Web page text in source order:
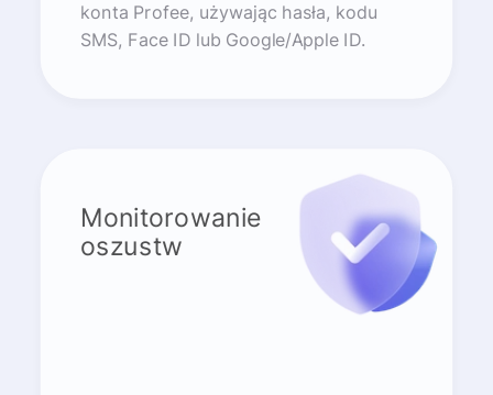
konta Profee, używając hasła, kodu
SMS, Face ID lub Google/Apple ID.
Monitorowanie
oszustw